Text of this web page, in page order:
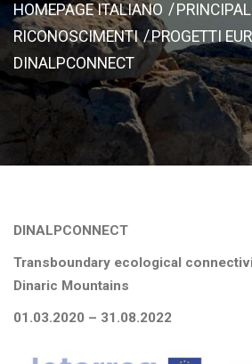
HOMEPAGE ITALIANO
RICONOSCIMENTI
PROGETTI
DINALPCONNECT
DINALPCONNECT
Transboundary ecological
Dinaric Mountains
01.03.2020 – 31.08.2022